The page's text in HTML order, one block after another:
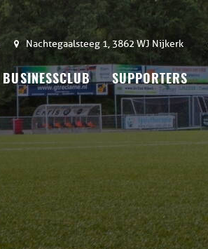
Nachtegaalsteeg 1, 3862 WJ Nijkerk
BUSINESSCLUB SUPPORTERS